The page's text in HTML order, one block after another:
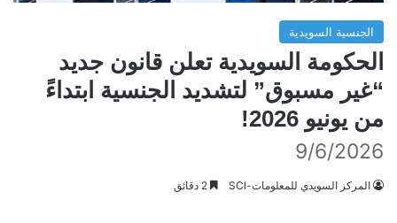
الجنسية السويدية
الحكومة السويدية تعلن قانون جديد
“غير مسبوق” لتشديد الجنسية ابتداءً
من يونيو 2026!
9/6/2026
المركز السويدي للمعلومات-SCI